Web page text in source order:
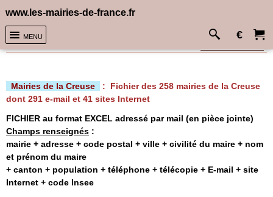
www.les-mairies-de-france.fr
MENU €
Mairies de la Creuse
: Fichier des 258 mairies de la Creuse
dont 291 e-mail et 41 sites Internet
FICHIER au format EXCEL adressé par mail (en pièce jointe)
Champs renseignés :
mairie + adresse + code postal + ville + civilité du maire + nom
et prénom du maire
+ canton + population + téléphone + télécopie + E-mail + site
Internet + code Insee